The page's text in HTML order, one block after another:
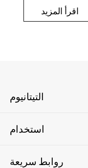
اقرأ المزيد
التيتانيوم
استخدام
روابط سريعة